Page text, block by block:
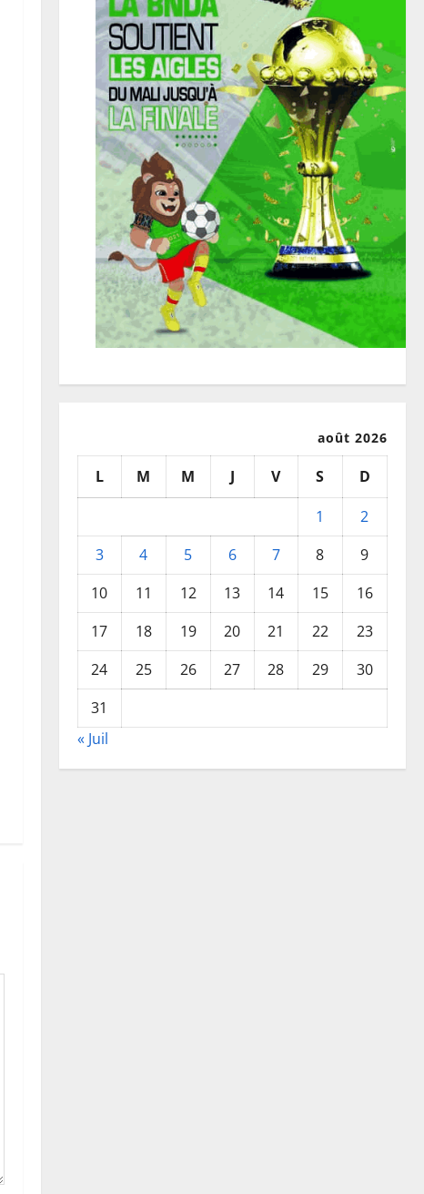
août 2026
L M M J V S
D
1
2
3
4 5 6 7 8
9
10
11 12 13 14 15
16
17
18 19 20 21 22
23
24
25 26 27 28 29
30
31
« Juil